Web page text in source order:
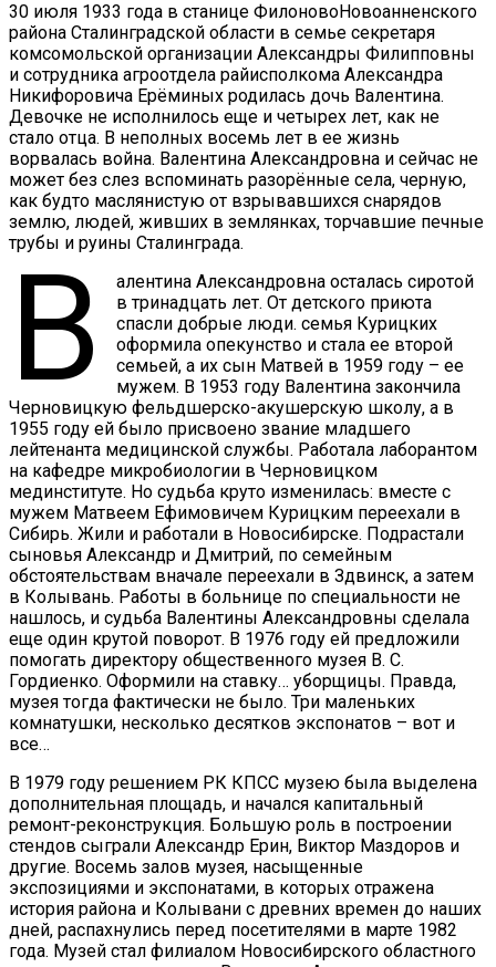
30 июля 1933 года в станице ФилоновоНовоанненского
района Сталинградской области в семье секретаря
комсомольской организации Александры Филипповны
и сотрудника агроотдела райисполкома Александра
Никифоровича Ерёминых родилась дочь Валентина.
Девочке не исполнилось еще и четырех лет, как не
стало отца. В неполных восемь лет в ее жизнь
ворвалась война. Валентина Александровна и сейчас не
может без слез вспоминать разорённые села, черную,
как будто маслянистую от взрывавшихся снарядов
землю, людей, живших в землянках, торчавшие печные
трубы и руины Сталинграда.
В
алентина Александровна осталась сиротой
в тринадцать лет. От детского приюта
спасли добрые люди. семья Курицких
оформила опекунство и стала ее второй
семьей, а их сын Матвей в 1959 году – ее
мужем. В 1953 году Валентина закончила
Черновицкую фельдшерско-акушерскую школу, а в
1955 году ей было присвоено звание младшего
лейтенанта медицинской службы. Работала лаборантом
на кафедре микробиологии в Черновицком
мединституте. Но судьба круто изменилась: вместе с
мужем Матвеем Ефимовичем Курицким переехали в
Сибирь. Жили и работали в Новосибирске. Подрастали
сыновья Александр и Дмитрий, по семейным
обстоятельствам вначале переехали в Здвинск, а затем
в Колывань. Работы в больнице по специальности не
нашлось, и судьба Валентины Александровны сделала
еще один крутой поворот. В 1976 году ей предложили
помогать директору общественного музея В. С.
Гордиенко. Оформили на ставку… уборщицы. Правда,
музея тогда фактически не было. Три маленьких
комнатушки, несколько десятков экспонатов – вот и
все…
В 1979 году решением РК КПСС музею была выделена
дополнительная площадь, и начался капитальный
ремонт-реконструкция. Большую роль в построении
стендов сыграли Александр Ерин, Виктор Маздоров и
другие. Восемь залов музея, насыщенные
экспозициями и экспонатами, в которых отражена
история района и Колывани с древних времен до наших
дней, распахнулись перед посетителями в марте 1982
года. Музей стал филиалом Новосибирского областного